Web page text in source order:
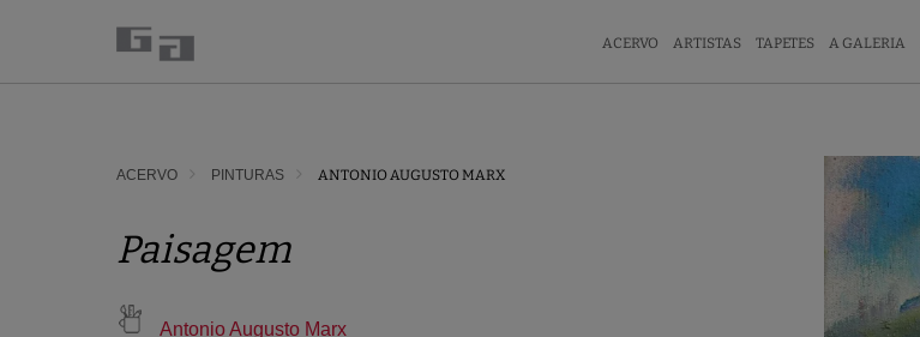
ACERVO ARTISTAS TAPETES A GALERIA
ACERVO PINTURAS ANTONIO AUGUSTO MARX
Paisagem
Antonio Augusto Marx